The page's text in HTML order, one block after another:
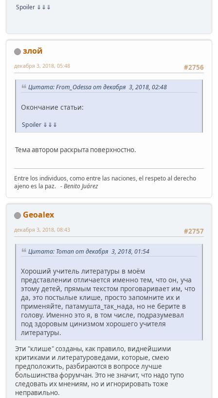
Spoiler ⇓⇓⇓
злой
#2756
декабря 3, 2018, 05:48
Цитата: From_Odessa от декабря 3, 2018, 02:48
Окончание статьи:
Spoiler ⇓⇓⇓
Тема автором раскрыта поверхностно.
Entre los individuos, como entre las naciones, el respeto al derecho
ajeno es la paz. - Benito Juárez
Geoalex
#2757
декабря 3, 2018, 08:43
Цитата: Toman от декабря 3, 2018, 01:54
Хороший учитель литературы в моём
представлении отличается именно тем, что он, уча
этому детей, прямым текстом проговаривает им, что
да, это постылые клише, просто запомните их и
применяйте, патамушта_так_нада, но не берите в
голову. Именно это я, в том числе, подразумевал
под здоровым цинизмом хорошего учителя
литературы.
Эти "клише" созданы, как правило, виднейшими
критиками и литературоведами, которые, смею
предположить, разбираются в вопросе лучше
большинства форумчан. Это не значит, что надо тупо
следовать их мнениям, но и игнорировать тоже
неправильно.